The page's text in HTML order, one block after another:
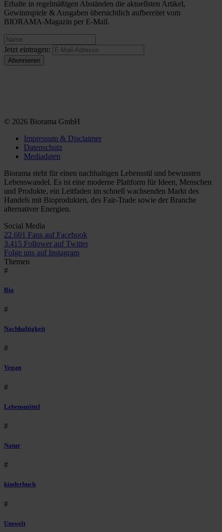
Erhalte in regelmäßigen Abständen die aktuellsten Artikel,
Gewinnspiele & Ausgaben übersichtlich aufbereitet vom
BIORAMA-Magazin per E-Mail.
Jetzt eintragen:
© 2026 Biorama GmbH
Impressum & Disclaimer
Datenschutz
Mediadaten
Biorama steht für einen nachhaltigen Lebensstil und bewussten
Lebenswandel. Es ist eine moderne Plattform für Ideen, Menschen
und Produkte, ein Leitfaden im schnell wachsenden Markt des
Handels mit Bioprodukten, des Fair-Trade sowie der Branche
alternativer Energien.
Social Media
22.601 Fans auf Facebook
3.415 Follower auf Twitter
Folge uns auf Instagram
Themen
#
Bio
#
Nachhaltigkeit
#
Vegan
#
Lebensmittel
#
Natur
#
kinderbuch
#
Umwelt